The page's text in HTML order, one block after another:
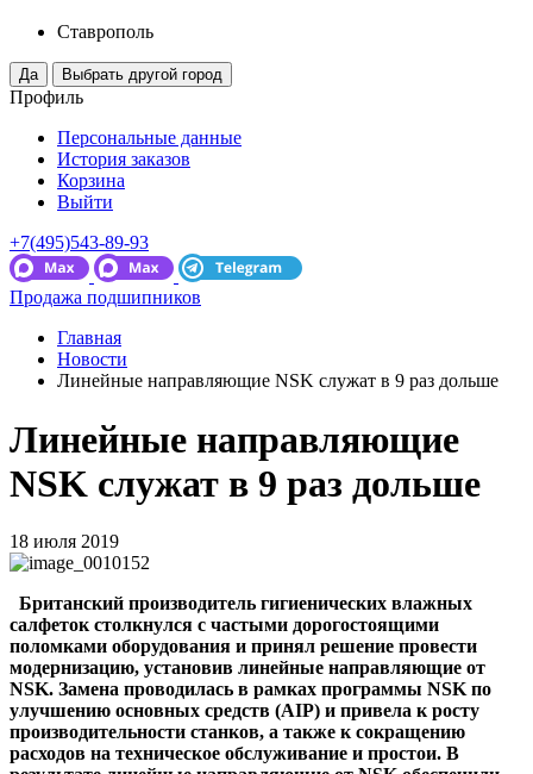
Ставрополь
Профиль
Персональные данные
История заказов
Корзина
Выйти
+7(495)543-89-93
Продажа подшипников
Главная
Новости
Линейные направляющие NSK служат в 9 раз дольше
Линейные направляющие
NSK служат в 9 раз дольше
18 июля 2019
Британский производитель гигиенических влажных
салфеток столкнулся с частыми дорогостоящими
поломками оборудования и принял решение провести
модернизацию, установив линейные направляющие от
NSK. Замена проводилась в рамках программы NSK по
улучшению основных средств (AIP) и привела к росту
производительности станков, а также к сокращению
расходов на техническое обслуживание и простои. В